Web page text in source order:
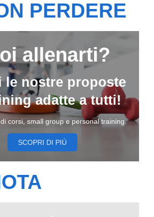
PERDERE
allenarti?
le nostre proposte
adatte a tutti!
corsi, small group e personal training.
SCOPRI DI PIÙ